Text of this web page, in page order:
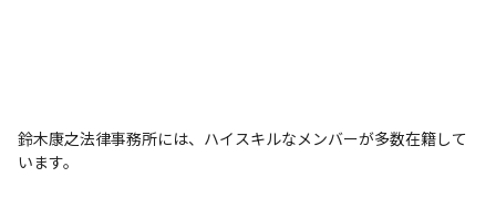
鈴木康之法律事務所には、ハイスキルなメンバーが多数在籍して
います。